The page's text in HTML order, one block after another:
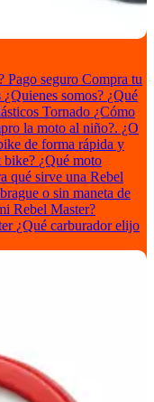
Pago seguro Compra tu
¿Quienes somos? ¿Qué
Tornado ¿Cómo
la moto al niño?. ¿O
de forma rápida y
bike? ¿Qué moto
qué sirve una Rebel
o sin maneta de
Rebel Master?
¿Qué carburador elijo